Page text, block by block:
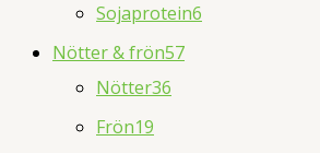
Sojaprotein6
Nötter & frön57
Nötter36
Frön19